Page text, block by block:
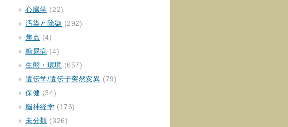
心臓学 (22)
汚染と除染 (292)
焦点 (4)
糖尿病 (4)
生態・環境 (657)
遺伝学/遺伝子突然変異 (79)
保健 (34)
脳神経学 (176)
未分類 (326)